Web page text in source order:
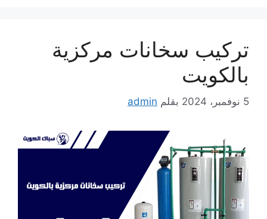
تركيب سخانات مركزية
بالكويت
5 نوفمبر، 2024 بقلم admin